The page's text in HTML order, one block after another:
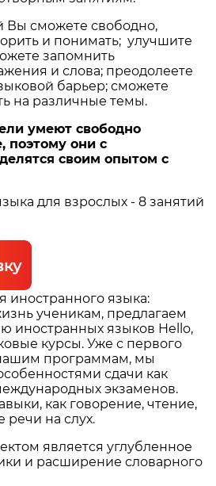
Вы сможете свободно,
и понимать; улучшите
запомнить
и слова; преодолеете
барьер; сможете
на различные темы.
умеют свободно
поэтому они с
своим опытом с
для взрослых - 8 занятий
иностранного языка:
ученикам, предлагаем
иностранных языков Hello,
курсы. Уже с первого
программам, мы
сдачи как
экзаменов.
как говорение, чтение,
на слух.
является углубленное
и расширение словарного